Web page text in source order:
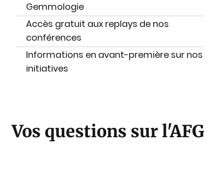
Gemmologie
Accès gratuit aux replays de nos
conférences
Informations en avant-première sur nos
initiatives
Vos questions sur l'AFG